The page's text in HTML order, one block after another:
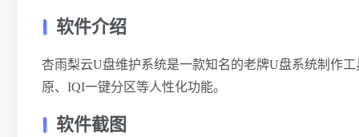
软件介绍
杏雨梨云U盘维护系统是一款知名的老牌U盘系统制作
原、IQI一键分区等人性化功能。
软件截图